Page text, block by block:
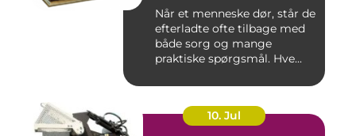
Når et menneske dør, står de
efterladte ofte tilbage med
både sorg og mange
praktiske spørgsmål. Hve...
10. Jul